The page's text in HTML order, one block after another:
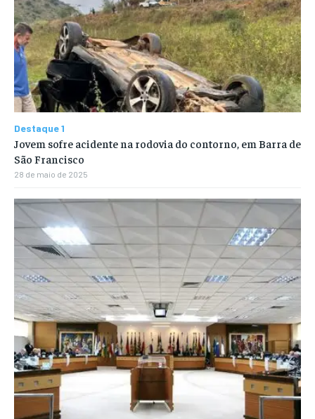
Destaque 1
Jovem sofre acidente na rodovia do contorno, em Barra de
São Francisco
28 de maio de 2025